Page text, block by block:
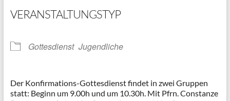
VERANSTALTUNGSTYP
Gottesdienst Jugendliche
Der Konfirmations-Gottesdienst findet in zwei Gruppen
statt: Beginn um 9.00h und um 10.30h. Mit Pfrn. Constanze